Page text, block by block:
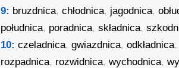
9: bruzdnica,chłodnica, jagodnica,
południca, poradnica,składnica,
10: czeladnica,gwiazdnica,odkładnica,
rozpadnica, rozwidnica,wychodnica,